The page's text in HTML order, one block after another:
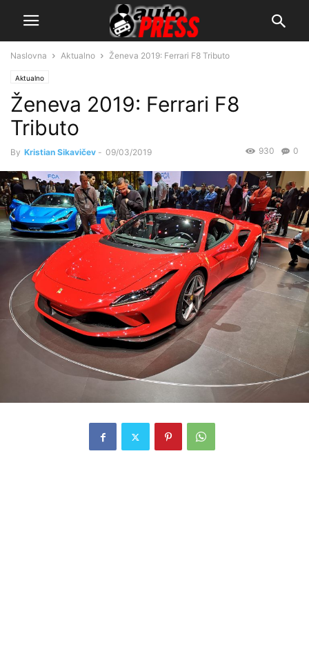
Naslovna Aktualno Ženeva 2019: Ferrari F8 Tributo
Aktualno
Ženeva 2019: Ferrari F8
Tributo
By Kristian Sikavičev - 09/03/2019 0
930